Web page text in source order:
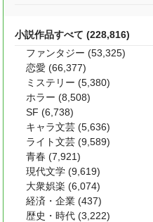
小説作品すべて (228,816)
ファンタジー (53,325)
恋愛 (66,377)
ミステリー (5,380)
ホラー (8,508)
SF (6,738)
キャラ文芸 (5,636)
ライト文芸 (9,589)
青春 (7,921)
現代文学 (9,619)
大衆娯楽 (6,074)
経済・企業 (437)
歴史・時代 (3,222)